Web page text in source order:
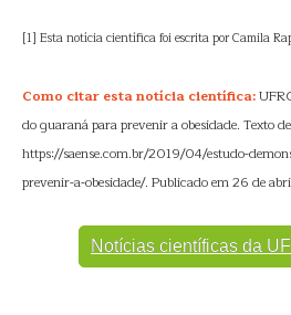
[1] Esta notícia científica foi escrita por Camila
Como citar esta notícia científica:
do guaraná para prevenir a obesidade. Texto
https://saense.com.br/2019/04/estudo-
prevenir-a-obesidade/. Publicado em 26 de
Notícias científicas da